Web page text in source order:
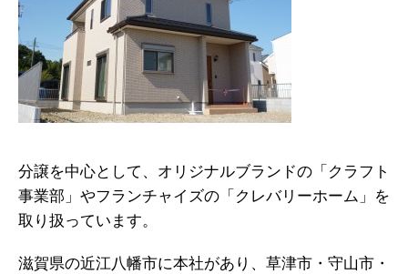
分譲を中心として、オリジナルブランドの「クラフト
事業部」やフランチャイズの「クレバリーホーム」を
取り扱っています。
滋賀県の近江八幡市に本社があり、草津市・守山市・